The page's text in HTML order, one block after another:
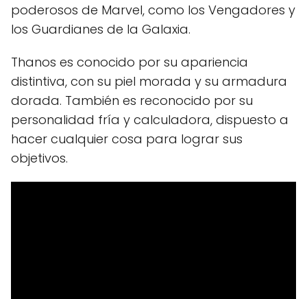
poderosos de Marvel, como los Vengadores y
los Guardianes de la Galaxia.
Thanos es conocido por su apariencia
distintiva, con su piel morada y su armadura
dorada. También es reconocido por su
personalidad fría y calculadora, dispuesto a
hacer cualquier cosa para lograr sus
objetivos.